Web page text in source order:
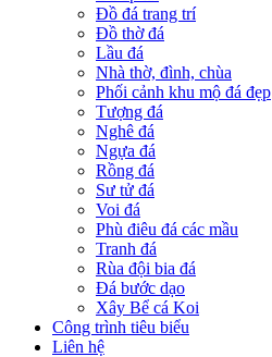
Đồ đá trang trí
Đồ thờ đá
Lầu đá
Nhà thờ, đình, chùa
Phối cảnh khu mộ đá đẹp
Tượng đá
Nghê đá
Ngựa đá
Rồng đá
Sư tử đá
Voi đá
Phù điêu đá các mầu
Tranh đá
Rùa đội bia đá
Đá bước dạo
Xây Bể cá Koi
Công trình tiêu biểu
Liên hệ